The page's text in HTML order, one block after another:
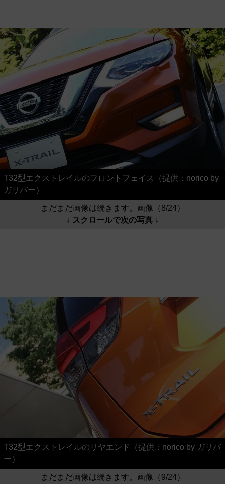
T32型エクストレイルのフロントフェイス（提供：norico by
ガリバー）
まだまだ画像は続きます。画像（8/24）
↓ スクロールで次の写真 ↓
T32型エクストレイルのリヤエンド（提供：norico by ガリバ
ー）
まだまだ画像は続きます。画像（9/24）